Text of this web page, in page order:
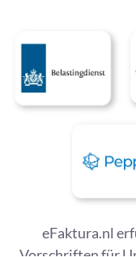
eFaktura.nl